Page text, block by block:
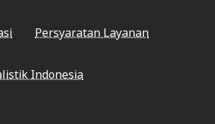
Persyaratan Layanan
Indonesia